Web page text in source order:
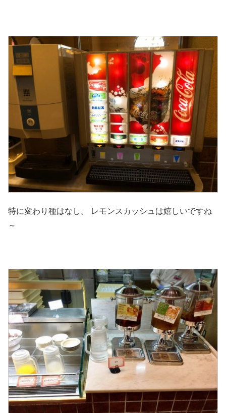
特に変わり種はなし。 レモンスカッシュは嬉しいですね
～